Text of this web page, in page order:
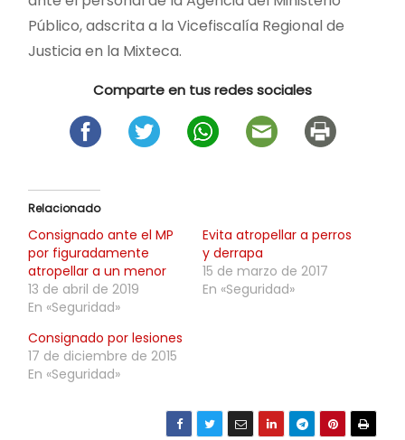
Público, adscrita a la Vicefiscalía Regional de
Justicia en la Mixteca.
Comparte en tus redes sociales
Relacionado
Consignado ante el MP
por figuradamente
atropellar a un menor
13 de abril de 2019
En «Seguridad»
Evita atropellar a perros
y derrapa
15 de marzo de 2017
En «Seguridad»
Consignado por lesiones
17 de diciembre de 2015
En «Seguridad»